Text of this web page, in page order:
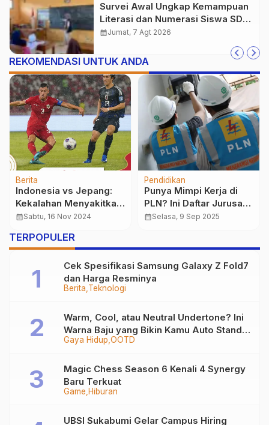
Survei Awal Ungkap Kemampuan
Literasi dan Numerasi Siswa SDN
Simpenan
calendar_monthJumat, 7 Agt 2026
REKOMENDASI UNTUK ANDA
Berita
Indonesia vs Jepang:
Kekalahan Menyakitkan
untuk Garuda
calendar_monthSabtu, 16 Nov 2024
Pendidikan
Punya Mimpi Kerja di
PLN? Ini Daftar Jurusan
yang Wajib Kamu Ambil!
calendar_monthSelasa, 9 Sep 2025
TERPOPULER
Berita Teknologi
Cek Spesifikasi Samsung Galaxy Z Fold7
dan Harga Resminya
Gaya Hidup OOTD
Warm, Cool, atau Neutral Undertone? Ini
Warna Baju yang Bikin Kamu Auto Stand
Out
Game Hiburan
Magic Chess Season 6 Kenali 4 Synergy
Baru Terkuat
UBSI Sukabumi Gelar Campus Hiring